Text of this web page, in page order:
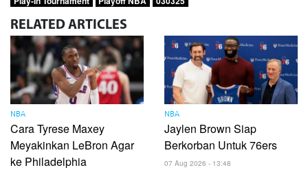
RELATED ARTICLES
NBA
Cara Tyrese Maxey
Meyakinkan LeBron Agar
ke Philadelphia
NBA
Jaylen Brown Siap
Berkorban Untuk 76ers
07 Aug 2026 - 13:48